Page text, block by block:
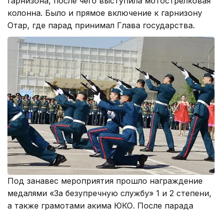
колонна. Было и прямое включение к гарнизону
Отар, где парад принимал Глава государства.
Под занавес мероприятия прошло награждение
медалями «За безупречную службу» 1 и 2 степени,
а также грамотами акима ЮКО. После парада